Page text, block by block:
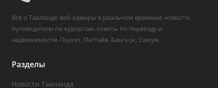
Все о Таиланде: веб-камеры в реальном времени, новости,
путеводители по курортам, советы по переезду и
недвижимости. Пхукет, Паттайя, Бангкок, Самуи.
Разделы
Новости Таиланда